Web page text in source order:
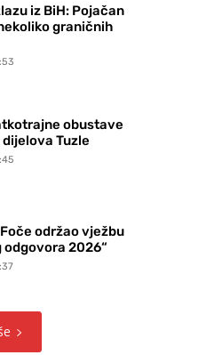
iz BiH: Pojačan
graničnih
obustave
Tuzle
Foče održao vježbu
odgovora 2026“